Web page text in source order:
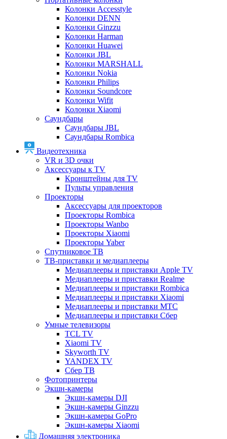
Колонки Accesstyle
Колонки DENN
Колонки Ginzzu
Колонки Harman
Колонки Huawei
Колонки JBL
Колонки MARSHALL
Колонки Nokia
Колонки Philips
Колонки Soundcore
Колонки Wifit
Колонки Xiaomi
Саундбары
Саундбары JBL
Саундбары Rombica
Видеотехника
VR и 3D очки
Аксессуары к TV
Кронштейны для TV
Пульты управления
Проекторы
Аксессуары для проекторов
Проекторы Rombica
Проекторы Wanbo
Проекторы Xiaomi
Проекторы Yaber
Спутниковое ТВ
ТВ-приставки и медиаплееры
Медиаплееры и приставки Apple TV
Медиаплееры и приставки Realme
Медиаплееры и приставки Rombica
Медиаплееры и приставки Xiaomi
Медиаплееры и приставки МТС
Медиаплееры и приставки Сбер
Умные телевизоры
TCL TV
Xiaomi TV
Skyworth TV
YANDEX TV
Сбер ТВ
Фотопринтеры
Экшн-камеры
Экшн-камеры DJI
Экшн-камеры Ginzzu
Экшн-камеры GoPro
Экшн-камеры Xiaomi
Домашняя электроника